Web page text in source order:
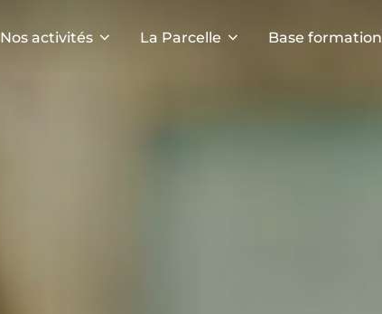
Nos activités La Parcelle Base formation